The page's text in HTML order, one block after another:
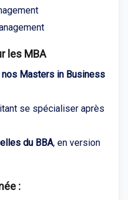
les MBA
Masters in Business
se spécialiser après
du BBA, en version
: